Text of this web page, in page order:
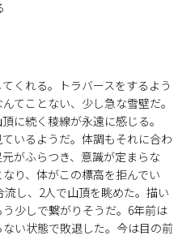
くれる。トラバースをするよう
てことない、少し急な雪壁だ。
に続く稜線が永遠に感じる。
いるようだ。体調もそれに合わ
がふらつき、意識が定まらな
り、体がこの標高を拒んでい
し、2人で山頂を眺めた。描い
少しで繋がりそうだ。6年前は
い状態で敗退した。今は目の前